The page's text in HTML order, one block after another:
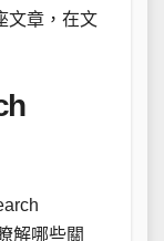
文章，在文
解哪些關